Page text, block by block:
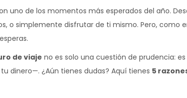
uno de los momentos más esperados del año.
o simplemente disfrutar de ti mismo. Pero, como
de viaje no es solo una cuestión de prudencia:
dinero—. ¿Aún tienes dudas? Aquí tienes 5